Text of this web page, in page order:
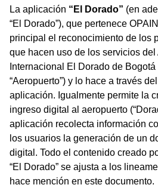
La aplicación “El Dorado” (en
“El Dorado”), que pertenece
principal el reconocimiento de los
que hacen uso de los servicios del
Internacional El Dorado de Bogotá
“Aeropuerto”) y lo hace a través
aplicación. Igualmente permite la
ingreso digital al aeropuerto
aplicación recolecta información
los usuarios la generación de un
digital. Todo el contenido creado
“El Dorado” se ajusta a los
hace mención en este documento.